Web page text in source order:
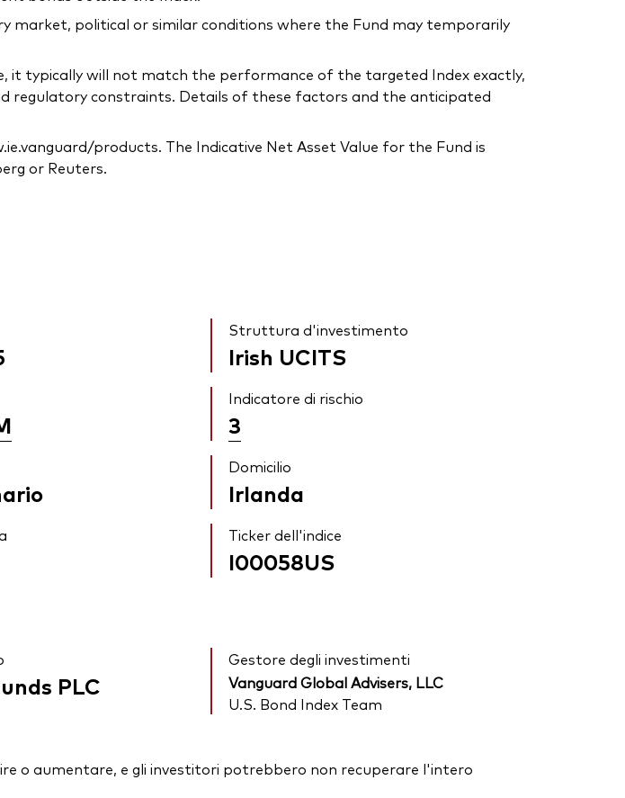
political or similar conditions where the Fund may temporarily
it typically will not match the performance of the targeted Index exactly,
regulatory constraints. Details of these factors and the anticipated
products. The Indicative Net Asset Value for the Fund is
or Reuters.
Struttura d'investimento
Irish UCITS
Indicatore di rischio
3
Domicilio
Irlanda
Ticker dell'indice
I00058US
PLC
Gestore degli investimenti
Vanguard Global Advisers, LLC
U.S. Bond Index Team
o aumentare, e gli investitori potrebbero non recuperare l'intero